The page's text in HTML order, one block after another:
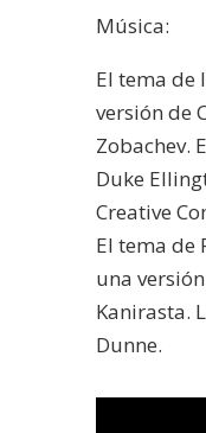
Música:
El tema de
versión de
Zobachev.
Duke
Creative
El tema de
una
Kanirasta.
Dunne.